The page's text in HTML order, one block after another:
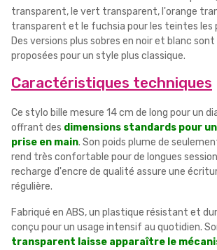
transparent, le vert transparent, l'orange
transparent et le fuchsia pour les teintes les
Des versions plus sobres en noir et blanc
proposées pour un style plus classique.
Caractéristiques techniques
Ce stylo bille mesure 14 cm de long pour un
offrant des dimensions standards pour
prise en main. Son poids plume de
rend très confortable pour de longues
recharge d'encre de qualité assure une
régulière.
Fabriqué en ABS, un plastique résistant et
conçu pour un usage intensif au quotidien.
transparent laisse apparaître le